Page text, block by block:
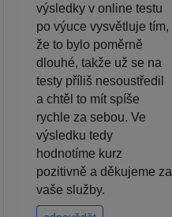
výsledky v online testu
po výuce vysvětluje tím,
že to bylo poměrně
dlouhé, takže už se na
testy příliš nesoustředil
a chtěl to mít spíše
rychle za sebou. Ve
výsledku tedy
hodnotíme kurz
pozitivně a děkujeme za
vaše služby.